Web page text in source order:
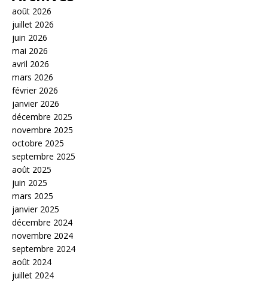
août 2026
juillet 2026
juin 2026
mai 2026
avril 2026
mars 2026
février 2026
janvier 2026
décembre 2025
novembre 2025
octobre 2025
septembre 2025
août 2025
juin 2025
mars 2025
janvier 2025
décembre 2024
novembre 2024
septembre 2024
août 2024
juillet 2024